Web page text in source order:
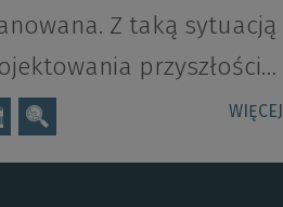
Z taką sytuacją
przyszłości…
WIĘCEJ